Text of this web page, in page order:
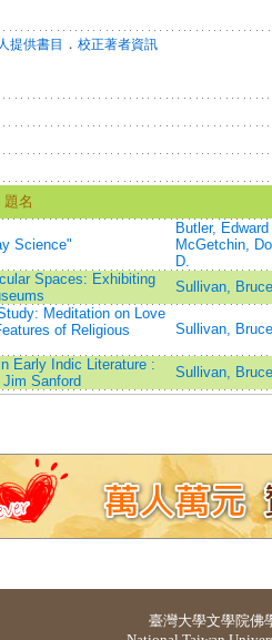
提供書目 ． 校正著者資訊
題名
Science"
Butler, Edward
McGetchin,
D.
Spaces: Exhibiting
Sullivan,
Meditation on Love
of Religious
Sullivan,
Early Indic Literature :
Sanford
Sullivan,
臺灣大學文學院佛